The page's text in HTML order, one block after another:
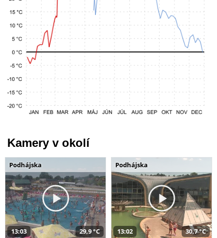
Kamery v okolí
Podhájska
13:03 29,9 °C
Podhájska
13:02 30,7 °C